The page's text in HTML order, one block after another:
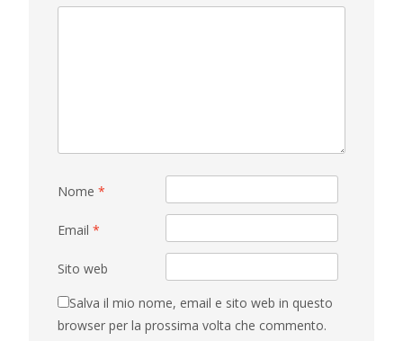
Nome *
Email *
Sito web
Salva il mio nome, email e sito web in questo
browser per la prossima volta che commento.